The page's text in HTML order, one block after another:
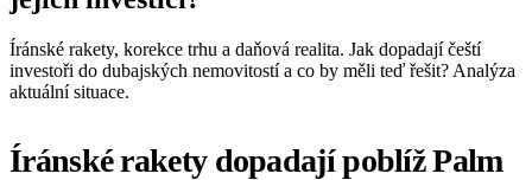
Íránské rakety, korekce trhu a daňová realita. Jak dopadají čeští
investoři do dubajských nemovitostí a co by měli teď řešit? Analýza
aktuální situace.
Íránské rakety dopadají poblíž Palm